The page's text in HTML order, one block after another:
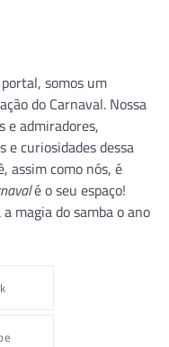
somos um
do Carnaval. Nossa
e admiradores,
curiosidades dessa
assim como nós, é
é o seu espaço!
magia do samba o ano